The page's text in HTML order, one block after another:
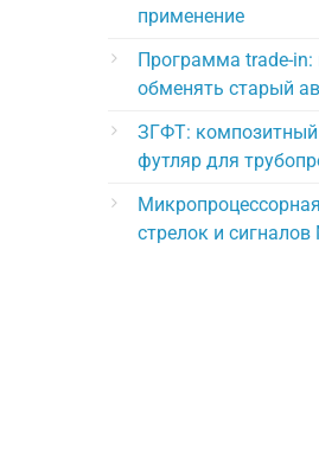
применение
Программа trade-in:
обменять старый
ЗГФТ:
футляр для
стрелок и